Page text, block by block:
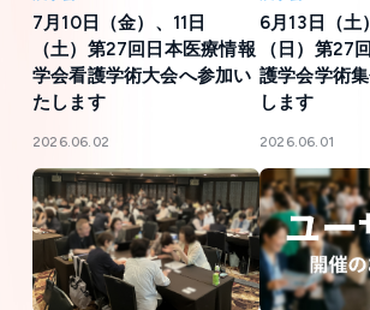
7月10日（金）、11日
（土）第27回日本医療情報
学会看護学術大会へ参加い
たします
2026.06.02
6月13日（土
（日）第27
護学会学術
します
2026.06.01